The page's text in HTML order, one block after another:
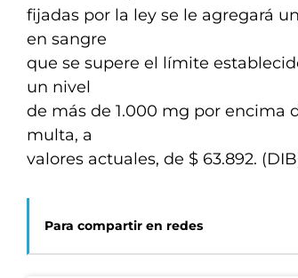
fijadas por la ley se le agregará
en sangre
que se supere el límite
un nivel
de más de 1.000 mg por encima
multa, a
valores actuales, de $ 63.892.
Para compartir en redes